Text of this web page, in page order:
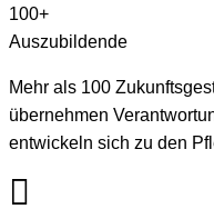
100+
Auszubildende
Mehr als 100
übernehmen
entwickeln sich zu den